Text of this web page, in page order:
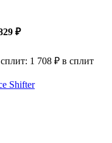
₽
1 708 ₽ в сплит
Shifter